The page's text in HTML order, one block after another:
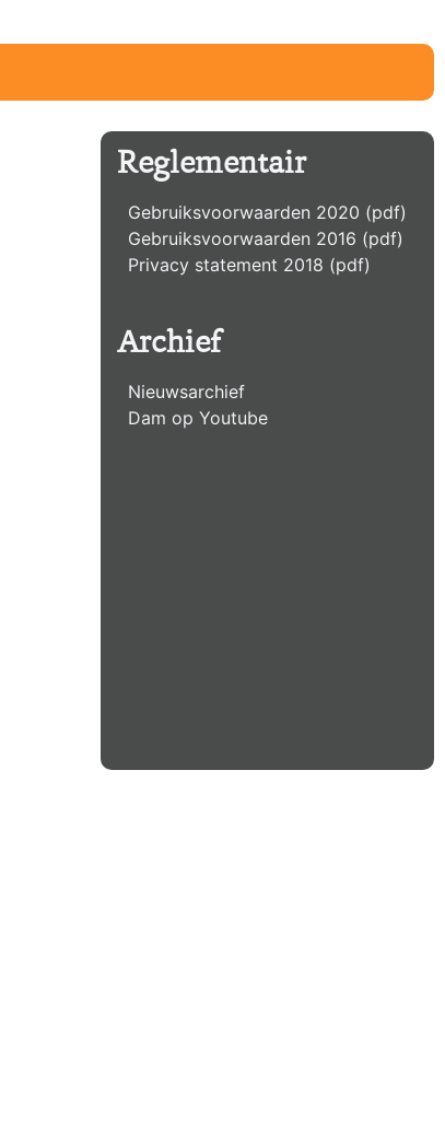
Reglementair
Gebruiksvoorwaarden 2020 (pdf)
Gebruiksvoorwaarden 2016 (pdf)
Privacy statement 2018 (pdf)
Archief
Nieuwsarchief
Dam op Youtube